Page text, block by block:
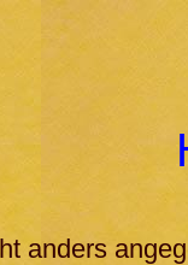
anders